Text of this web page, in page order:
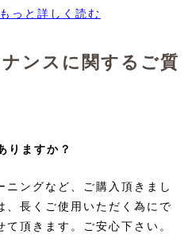
っと詳しく読む
ンスに関するご質
りますか？
ニングなど、ご購入頂きまし
、長くご使用いただく為にで
て頂きます。ご安心下さい。